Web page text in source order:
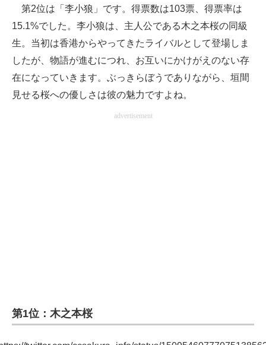
第2位は「李小狼」です。得票数は103票、得票率は
15.1%でした。李小狼は、主人公である木之本桜の同級
生。当初は香港からやってきたライバルとして登場しま
したが、物語が進むにつれ、お互いにかけがえのない存
在になっていきます。ぶっきらぼうでありながら、垣間
見せる桜への優しさは彼の魅力ですよね。
advertisement
第1位：木之本桜